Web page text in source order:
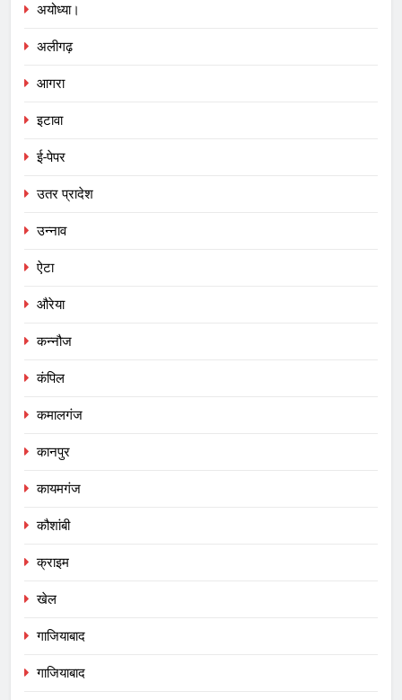
अयोध्या।
अलीगढ़
आगरा
इटावा
ई-पेपर
उतर प्रादेश
उन्नाव
ऐटा
औरेया
कन्नौज
कंपिल
कमालगंज
कानपुर
कायमगंज
कौशांबी
क्राइम
खेल
गाजियाबाद
गाजियाबाद